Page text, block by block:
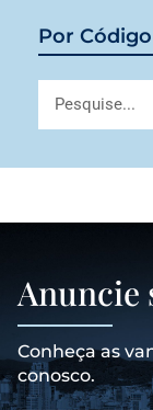
Por Código
Anuncie
Conheça as
conosco.